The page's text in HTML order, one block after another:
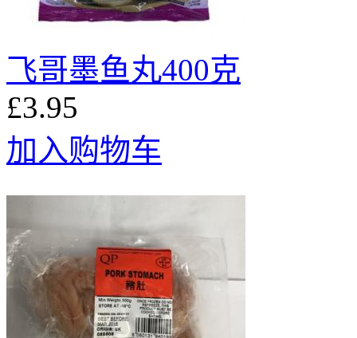
飞哥墨鱼丸400克
£3.95
加入购物车